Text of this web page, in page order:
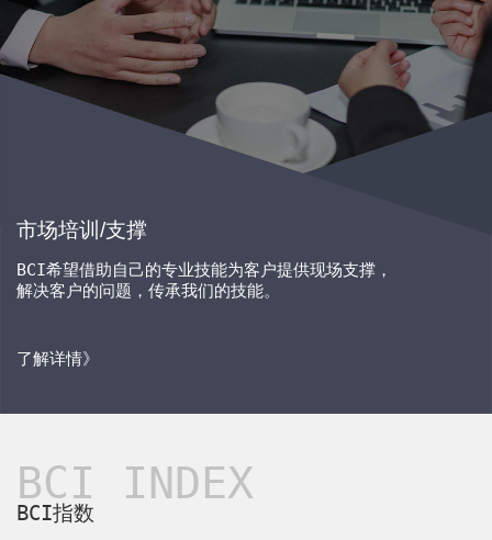
市场培训/支撑
BCI希望借助自己的专业技能为客户提供现场支撑，
解决客户的问题，传承我们的技能。
了解详情》
BCI INDEX
BCI指数